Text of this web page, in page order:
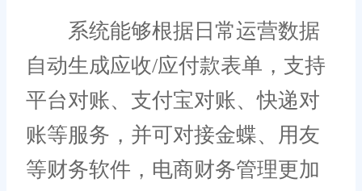
系统能够根据日常运营数据
自动生成应收/应付款表单，支持
平台对账、支付宝对账、快递对
账等服务，并可对接金蝶、用友
等财务软件，电商财务管理更加